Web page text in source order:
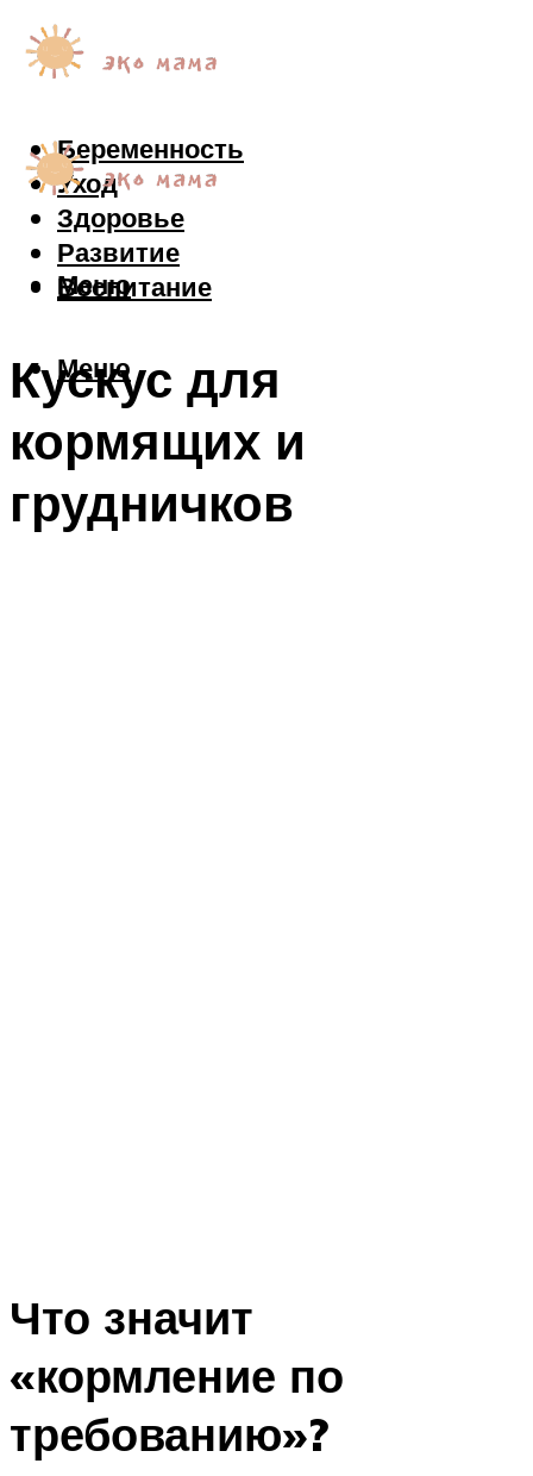
Беременность
Уход
Здоровье
Развитие
Воспитание
Меню
Меню
Кускус для
кормящих и
грудничков
Что значит
«кормление по
требованию»?